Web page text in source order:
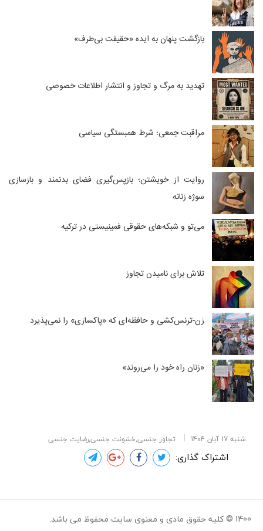
بازگشت پنهان به ایده «حقیقت بی‌طرف»
تهدید به مرگ و تجاوز و انتشار اطلاعات خصوصی
مراقبت جمعی؛ شرط همبستگی سیاسی
روایت از خویشتن؛ بازپس‌گیری فضای بدنمند و بازسازی
سوژه زنانه
می‌تو و شبکه‌های حقوقی فمینیستی در ترکیه
تلاش برای نامیدن تجاوز
زن-ترنس‌کشی و حافظه‌ای که «پاکسازی» را نمی‌پذیرد
«زنان راه خود را می‌روند»
شنبه 17 آبان 1404 تجاوز جنسی,خشونت جنسی,رضایت جنسی
اشتراک گذاری:
1400 © کلیه حقوق مادی و معنوی سایت محفوظ می باشد.